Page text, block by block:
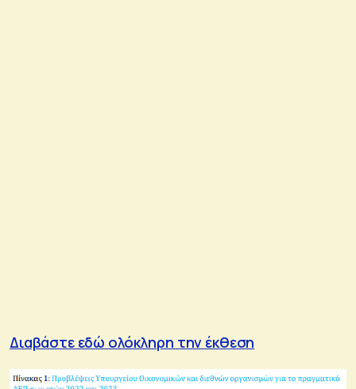
Διαβάστε εδώ ολόκληρη την έκθεση